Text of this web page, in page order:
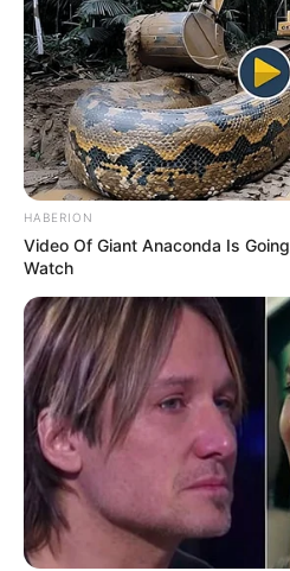
HABERION
Video Of Giant Anaconda Is
Watch